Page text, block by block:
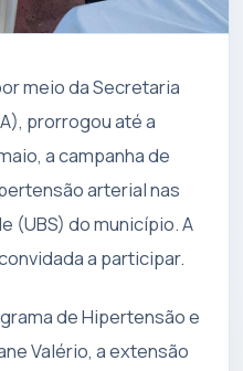
meio da Secretaria
prorrogou até a
a campanha de
arterial nas
(UBS) do município. A
a participar.
de Hipertensão e
Valério, a extensão